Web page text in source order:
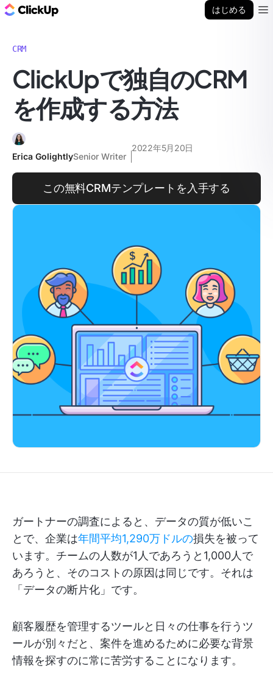
はじめる
CRM
ClickUpで独自のCRM
を作成する方法
Erica GolightlySenior Writer
2022年5月20日
この無料CRMテンプレートを入手する
ガートナーの調査によると、データの質が低いこ
とで、企業は年間平均1,290万ドルの損失を被って
います。チームの人数が1人であろうと1,000人で
あろうと、そのコストの原因は同じです。それは
「データの断片化」です。
顧客履歴を管理するツールと日々の仕事を行うツ
ールが別々だと、案件を進めるために必要な背景
情報を探すのに常に苦労することになります。